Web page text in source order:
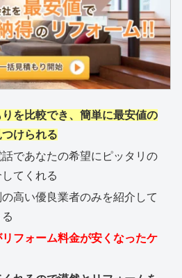
を比較でき、簡単に最安値の
けられる
であなたの希望にピッタリの
てくれる
高い優良業者のみを紹介して
フォーム料金が安くなったケ